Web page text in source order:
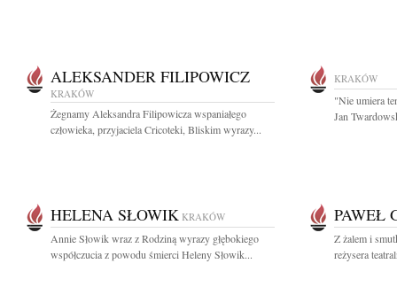
ALEKSANDER FILIPOWICZ
KRAKÓW
Żegnamy Aleksandra Filipowicza wspaniałego
człowieka, przyjaciela Cricoteki, Bliskim wyrazy...
KRAKÓW
"Nie umiera
Jan
HELENA SŁOWIK KRAKÓW
Annie Słowik wraz z Rodziną wyrazy głębokiego
współczucia z powodu śmierci Heleny Słowik...
PAWEŁ
Z żalem i
reżysera